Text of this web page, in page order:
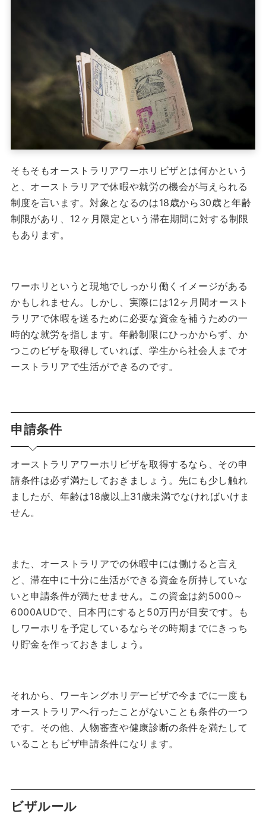
そもそもオーストラリアワーホリビザとは何かという
と、オーストラリアで休暇や就労の機会が与えられる
制度を言います。 対象となるのは18歳から30歳と年齢
制限があり、12ヶ月限定という滞在期間に対する制限
もあります。
ワーホリというと現地でしっかり働くイメージがある
かもしれません。
しかし、実際には12ヶ月間オースト
ラリアで休暇を送るために必要な資金を補うための一
時的な就労を指します。 年齢制限にひっかからず、か
つこのビザを取得していれば、学生から社会人までオ
ーストラリアで生活ができるのです。
申請条件
オーストラリアワーホリビザを取得するなら、その申
請条件は必ず満たしておきましょう。 先にも少し触れ
ましたが、年齢は18歳以上31歳未満でなければいけま
せん。
また、オーストラリアでの休暇中には働けると言え
ど、滞在中に十分に生活ができる資金を所持していな
いと申請条件が満たせません。
この資金は約5000～
6000AUDで、日本円にすると50万円が目安です。
も
しワーホリを予定しているならその時期までにきっち
り貯金を作っておきましょう。
それから、ワーキングホリデービザで今までに一度も
オーストラリアへ行ったことがないことも条件の一つ
です。 その他、人物審査や健康診断の条件を満たして
いることもビザ申請条件になります。
ビザルール